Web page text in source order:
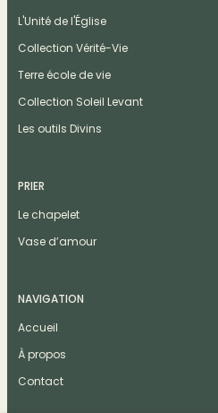
L'Unité de l'Église
Collection Vérité-Vie
Terre école de vie
Collection Soleil Levant
Les outils Divins
PRIER
Le chapelet
Vase d’amour
NAVIGATION
Accueil
À propos
Contact